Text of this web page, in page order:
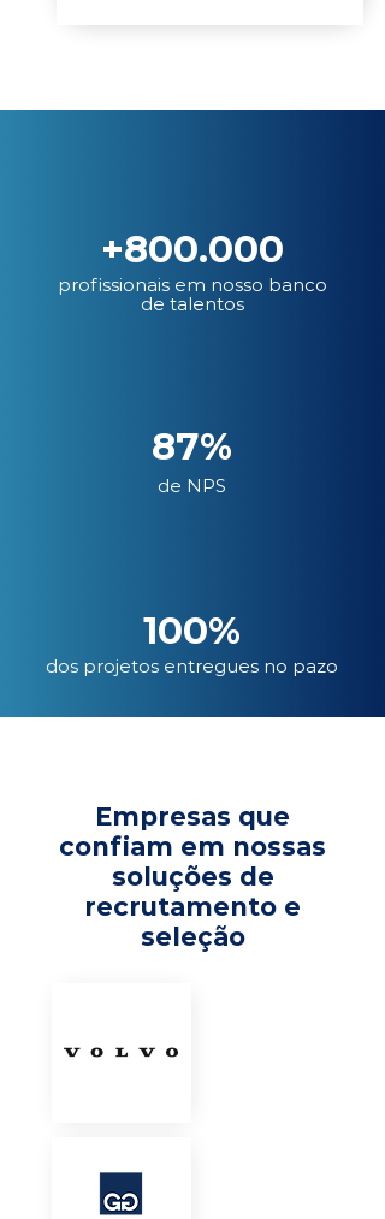
+800.000
profissionais em nosso banco
de talentos
87%
de NPS
100%
dos projetos entregues no pazo
Empresas que
confiam em nossas
soluções de
recrutamento e
seleção